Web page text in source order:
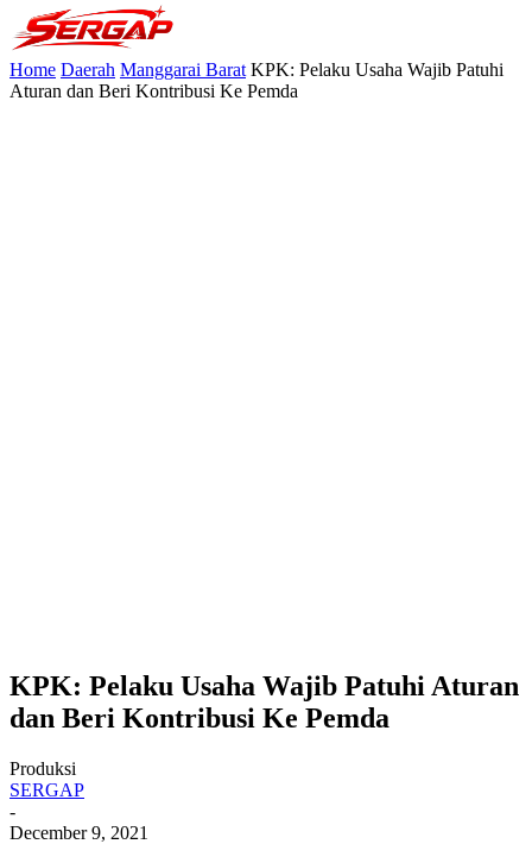
Home Daerah Manggarai Barat KPK: Pelaku Usaha Wajib Patuhi
Aturan dan Beri Kontribusi Ke Pemda
KPK: Pelaku Usaha Wajib Patuhi Aturan
dan Beri Kontribusi Ke Pemda
Produksi
SERGAP
-
December 9, 2021